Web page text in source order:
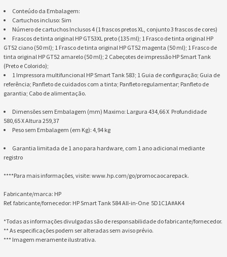
Conteúdo da Embalagem:
Cartuchos incluso: Sim
Número de cartuchos Inclusos 4 (1 frascos pretos XL, conjunto 3 frascos de cores)
Frascos de tinta original HP GT53XL preto (135 ml); 1 Frasco de tinta original HP
GT52 ciano (50 ml); 1 Frasco de tinta original HP GT52 magenta (50 ml); 1 Frasco de
tinta original HP GT52 amarelo (50 ml); 2 Cabeçotes de impressão HP Smart Tank
(Preto e Colorido);
1 Impressora multifuncional HP Smart Tank 583; 1 Guia de configuração; Guia de
referência; Panfleto de cuidados com a tinta; Panfleto regulamentar; Panfleto de
garantia; Cabo de alimentação.
Dimensões sem Embalagem (mm) Maximo: Largura 434,66 X Profundidade
580,65 X Altura 259,37
Peso sem Embalagem (em Kg): 4,94 kg
Garantia limitada de 1 ano para hardware, com 1 ano adicional mediante
registro
****Para mais informações, visite: www.hp.com/go/promocaocarepack.
Fabricante/marca: HP
Ref. fabricante/fornecedor: HP Smart Tank 584 All-in-One 5D1C1A#AK4
*Todas as informações divulgadas são de responsabilidade do fabricante/fornecedor.
** As especificações podem ser alteradas sem aviso prévio.
*** Imagem meramente ilustrativa.